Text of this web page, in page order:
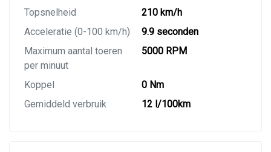
Topsnelheid
210 km/h
Acceleratie (0-100 km/h)
9.9 seconden
Maximum aantal toeren
per minuut
5000 RPM
Koppel
0 Nm
Gemiddeld verbruik
12 l/100km